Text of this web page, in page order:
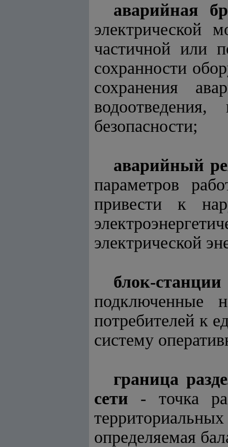
аварийная
электрической
частичной или
сохранности
сохранения
безопасности;
аварийный
параметров
привести к
электрической
блок-станции
подключенные
потребителей к
систему
граница
сети - точка
определяемая